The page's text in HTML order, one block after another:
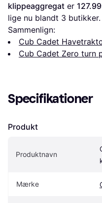
klippeaggregat er
lige nu blandt 3 butikker.
Sammenlign:
Cub Cadet
Cub Cadet Zero turn
Specifikationer
Produkt
Produktnavn
Mærke